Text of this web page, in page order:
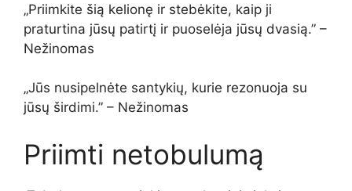
„Priimkite šią kelionę ir stebėkite, kaip ji
praturtina jūsų patirtį ir puoselėja jūsų dvasią.” –
Nežinomas
„Jūs nusipelnėte santykių, kurie rezonuoja su
jūsų širdimi.” – Nežinomas
Priimti netobulumą